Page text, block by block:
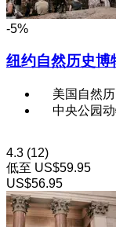
-5%
纽约自然历史博
美国自然
中央公园
4.3 (12)
低至 US$59.95
US$56.95